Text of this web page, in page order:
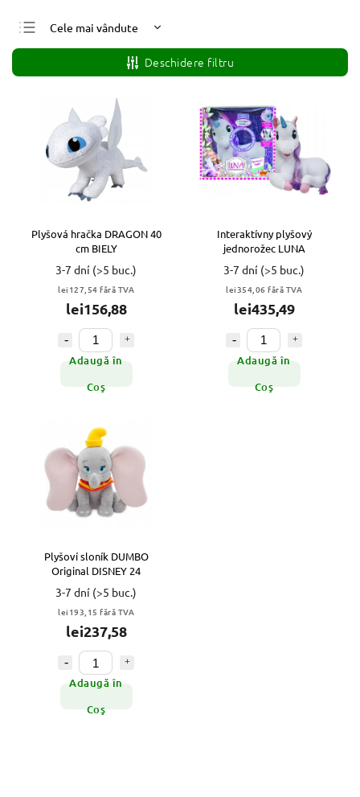
Cele mai vândute
Cele mai ieftine
Cele mai scumpe
Alfabetic
Deschidere filtru
Plyšová hračka DRAGON 40
cm BIELY
3-7 dní (>5 buc.)
lei127,54 fără TVA
lei156,88
Adaugă în
Coş
Interaktívny plyšový
jednorožec LUNA
3-7 dní (>5 buc.)
lei354,06 fără TVA
lei435,49
Adaugă în
Coş
Plyšoví sloník DUMBO
Original DISNEY 24
3-7 dní (>5 buc.)
lei193,15 fără TVA
lei237,58
Adaugă în
Coş